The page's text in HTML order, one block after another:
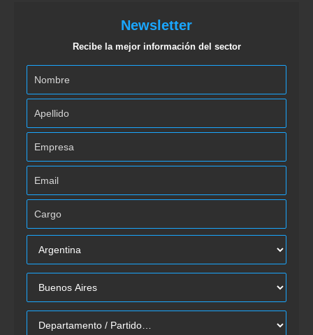
Newsletter
Recibe la mejor información del sector